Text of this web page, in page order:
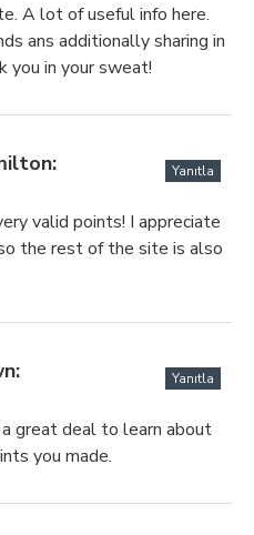
A lot of useful info here.
ans additionally sharing in
you in your sweat!
Yanıtla
valid points! I appreciate
the rest of the site is also
Yanıtla
great deal to learn about
you made.